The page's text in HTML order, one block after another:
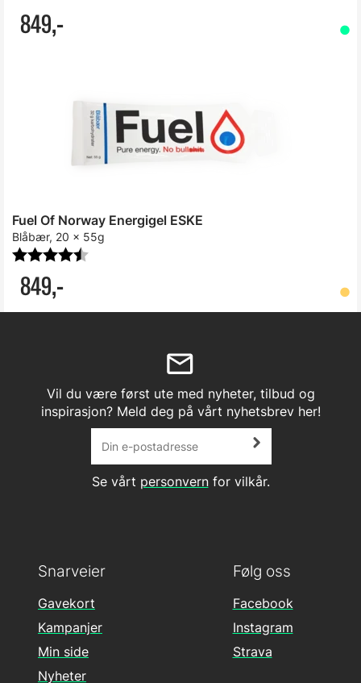
849,-
Fuel Of Norway Energigel ESKE
Blåbær, 20 x 55g
849,-
Karakter:
Vil du være først ute med nyheter, tilbud og
inspirasjon? Meld deg på vårt nyhetsbrev her!
Se vårt personvernfor vilkår.
Følg oss
Facebook
Instagram
Strava
Snarveier
Gavekort
Kampanjer
Min side
Nyheter